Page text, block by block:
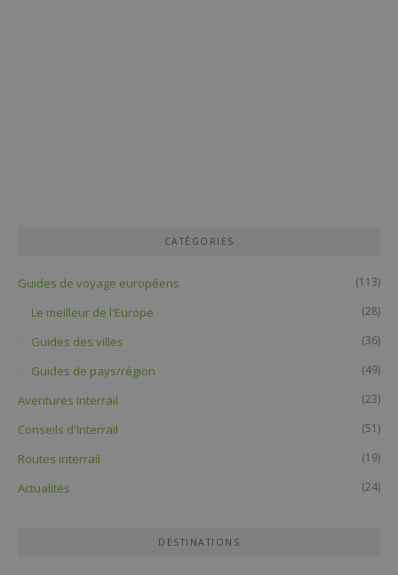
CATÉGORIES
Guides de voyage européens (113)
Le meilleur de l'Europe (28)
Guides des villes (36)
Guides de pays/région (49)
Aventures Interrail (23)
Conseils d'Interrail (51)
Routes interrail (19)
Actualités (24)
DESTINATIONS